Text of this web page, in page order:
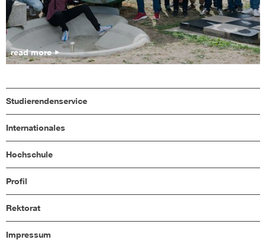
read more
Studierendenservice
Internationales
Hochschule
Profil
Rektorat
Impressum